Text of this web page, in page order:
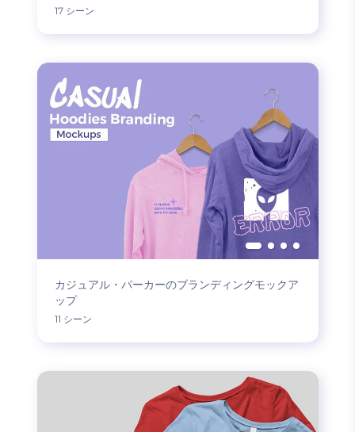
17 シーン
カジュアル・パーカーのブランディングモックア
ップ
11 シーン